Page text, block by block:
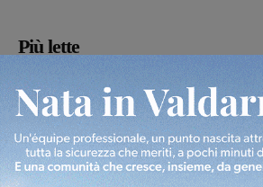
Più lette
Figline Incisa Valdarno 1 Agosto 2026
Piscina di Figline finanziata
Pnrr, il gruppo di Fratelli
ringraziamento al Governo”